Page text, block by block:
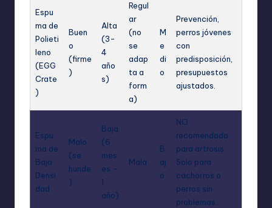
Espu
ma de
Polieti
leno
(EGG
Crate
)
Buen
o
(firme
)
Alta
(3-
4
año
s)
Regul
ar
(no
se
adap
ta a
form
a)
M
e
di
o
Prevención,
perros jóvenes
con
predisposición,
presupuestos
ajustados.
Espu
ma de
Baja
Densi
dad
Malo
(se
hunde
)
Baja
(6
mes
es –
1
año)
Mala
B
aj
o
NO
recomendada
para artrosis.
Solo para
cachorros o
perros sin
problemas.